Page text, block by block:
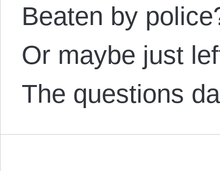
Beaten by
Or maybe just
The questions